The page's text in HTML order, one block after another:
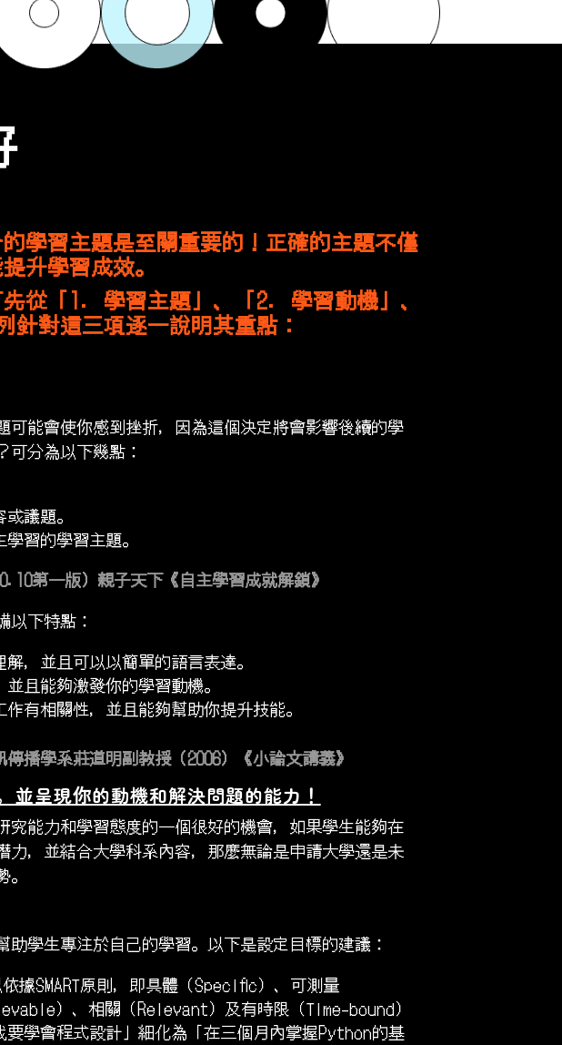
學習主題是至關重要的！正確的主題不僅
升學習成效。
從「1. 學習主題」、「2. 學習動機」、
針對這三項逐一說明其重點：
可能會使你感到挫折，因為這個決定將會影響後續的學
可分為以下幾點：
議題。
習的學習主題。
第一版）親子天下《自主學習成就解鎖》
以下特點：
，並且可以以簡單的語言表達。
且能夠激發你的學習動機。
有相關性，並且能夠幫助你提升技能。
播學系莊道明副教授（2006）《小論文講義》
並呈現你的動機和解決問題的能力！
究能力和學習態度的一個很好的機會，如果學生能夠在
力，並結合大學科系內容，那麼無論是申請大學還是未
學生專注於自己的學習。以下是設定目標的建議：
據SMART原則，即具體（Specific）、可測量
）、相關（Relevant）及有時限（Time-bound）
學會程式設計」細化為「在三個月內掌握Python的基